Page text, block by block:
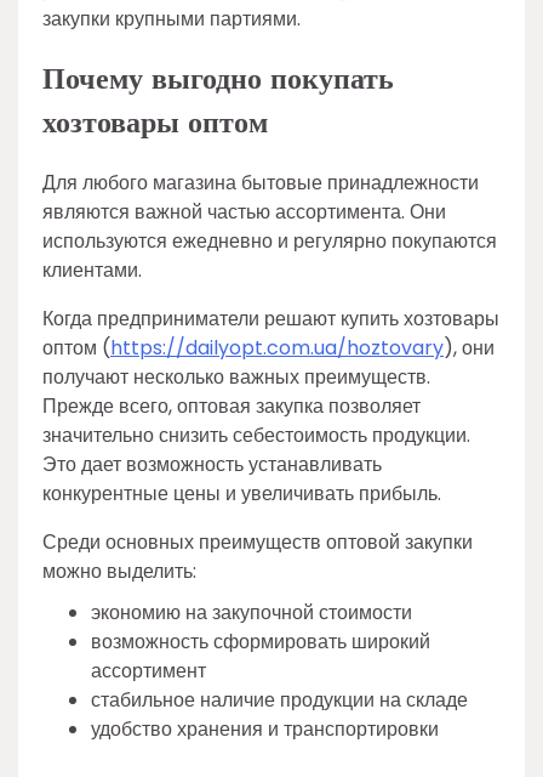
закупки крупными партиями.
Почему выгодно покупать
хозтовары оптом
Для любого магазина бытовые принадлежности
являются важной частью ассортимента. Они
используются ежедневно и регулярно покупаются
клиентами.
Когда предприниматели решают купить хозтовары
оптом (https://dailyopt.com.ua/hoztovary), они
получают несколько важных преимуществ.
Прежде всего, оптовая закупка позволяет
значительно снизить себестоимость продукции.
Это дает возможность устанавливать
конкурентные цены и увеличивать прибыль.
Среди основных преимуществ оптовой закупки
можно выделить:
экономию на закупочной стоимости
возможность сформировать широкий
ассортимент
стабильное наличие продукции на складе
удобство хранения и транспортировки